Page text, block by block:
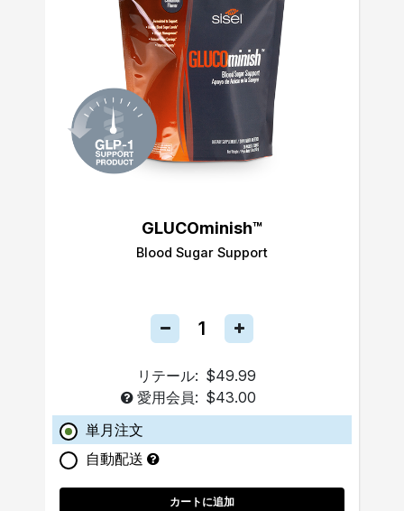
GLUCOminish™
Blood Sugar Support
リテール: $49.99
愛用会員: $43.00
単月注文
自動配送
カートに追加